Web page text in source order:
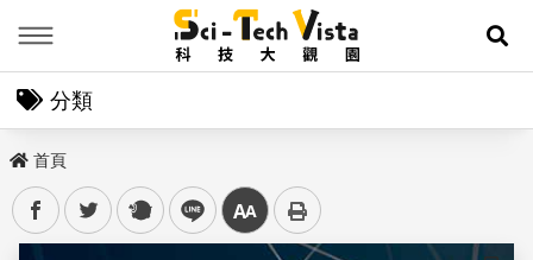
展
分類
首頁
facebooktwitter plurk line 中